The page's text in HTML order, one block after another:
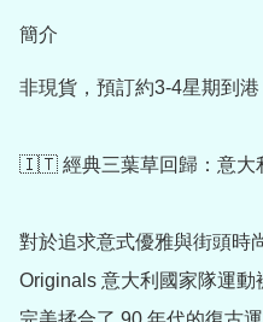
簡介
非現貨，預訂約3-4星期到
🇮🇹 經典三葉草回歸：意大
對於追求意式優雅與街頭時
Originals 意大利國家隊運